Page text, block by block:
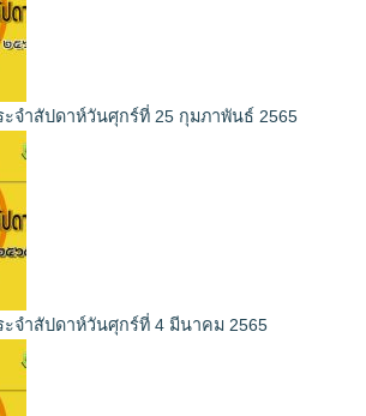
จำสัปดาห์วันศุกร์ที่ 25 กุมภาพันธ์ 2565
จำสัปดาห์วันศุกร์ที่ 4 มีนาคม 2565